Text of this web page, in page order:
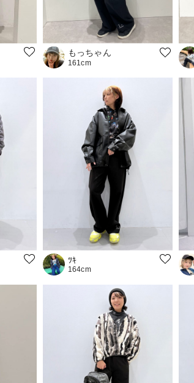
もっちゃん
161cm
ﾂｷ
164cm